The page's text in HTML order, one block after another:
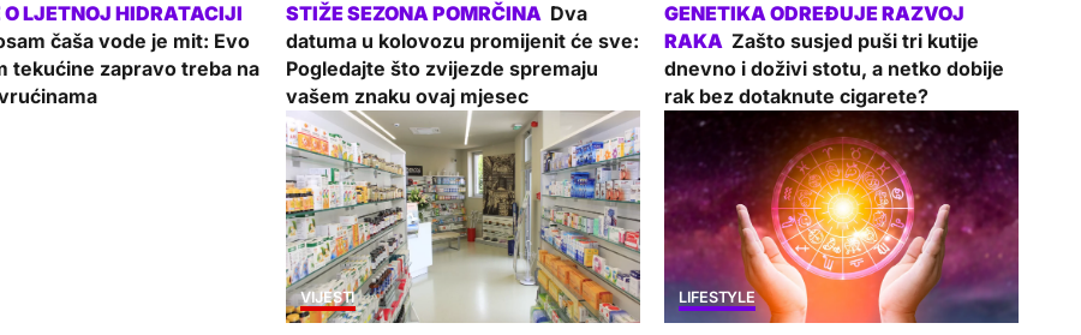
čaša vode je mit: Evo
tekućine zapravo treba na
Dva
datuma u kolovozu promijenit će sve:
Pogledajte što zvijezde spremaju
vašem znaku ovaj mjesec
Zašto susjed puši tri kutije
dnevno i doživi stotu, a netko dobije
rak bez dotaknute cigarete?
VIJESTI LIFESTYLE